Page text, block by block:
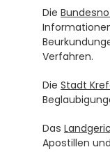
Die
Verfahren.
Die Stadt
Das
Apostillen